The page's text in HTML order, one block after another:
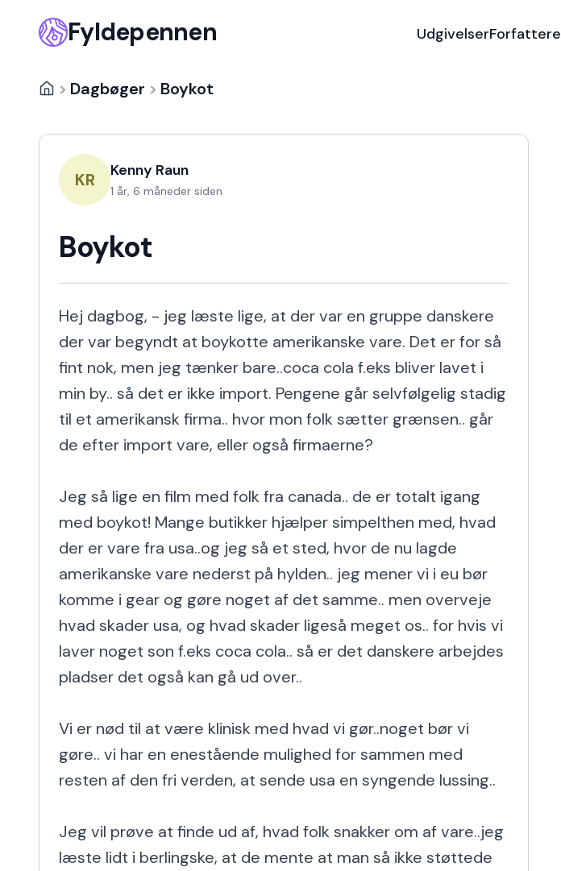
Fyldepennen UdgivelserForfattere
> Dagbøger > Boykot
KR Kenny Raun
1 år, 6 måneder siden
Boykot
Hej dagbog, - jeg læste lige, at der var en gruppe danskere
der var begyndt at boykotte amerikanske vare. Det er for så
fint nok, men jeg tænker bare..coca cola f.eks bliver lavet i
min by.. så det er ikke import. Pengene går selvfølgelig stadig
til et amerikansk firma.. hvor mon folk sætter grænsen.. går
de efter import vare, eller også firmaerne?
Jeg så lige en film med folk fra canada.. de er totalt igang
med boykot! Mange butikker hjælper simpelthen med, hvad
der er vare fra usa..og jeg så et sted, hvor de nu lagde
amerikanske vare nederst på hylden.. jeg mener vi i eu bør
komme i gear og gøre noget af det samme.. men overveje
hvad skader usa, og hvad skader ligeså meget os.. for hvis vi
laver noget son f.eks coca cola.. så er det danskere arbejdes
pladser det også kan gå ud over..
Vi er nød til at være klinisk med hvad vi gør..noget bør vi
gøre.. vi har en enestående mulighed for sammen med
resten af den fri verden, at sende usa en syngende lussing..
Jeg vil prøve at finde ud af, hvad folk snakker om af vare..jeg
læste lidt i berlingske, at de mente at man så ikke støttede